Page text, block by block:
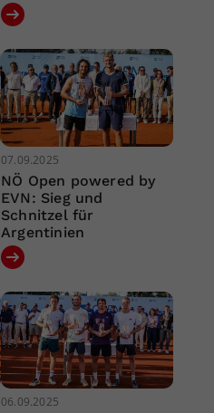
07.09.2025
NÖ Open powered by
EVN: Sieg und
Schnitzel für
Argentinien
06.09.2025